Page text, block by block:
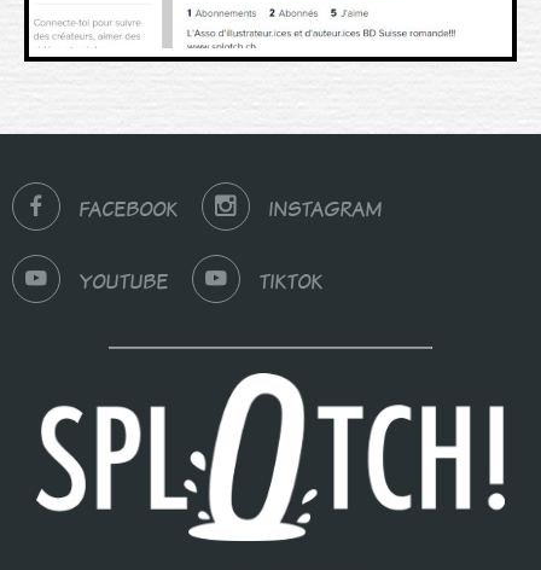
FACEBOOK INSTAGRAM
YOUTUBE TIKTOK